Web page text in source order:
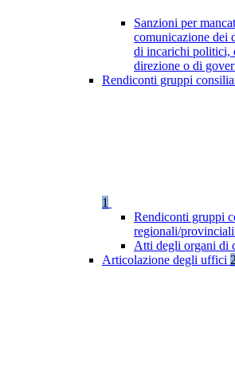
Sanzioni per
comunicazione dei
di incarichi politici,
direzione o di
Rendiconti gruppi
1
Rendiconti gruppi
regionali/provinciali
Atti degli organi di
Articolazione degli uffici 2